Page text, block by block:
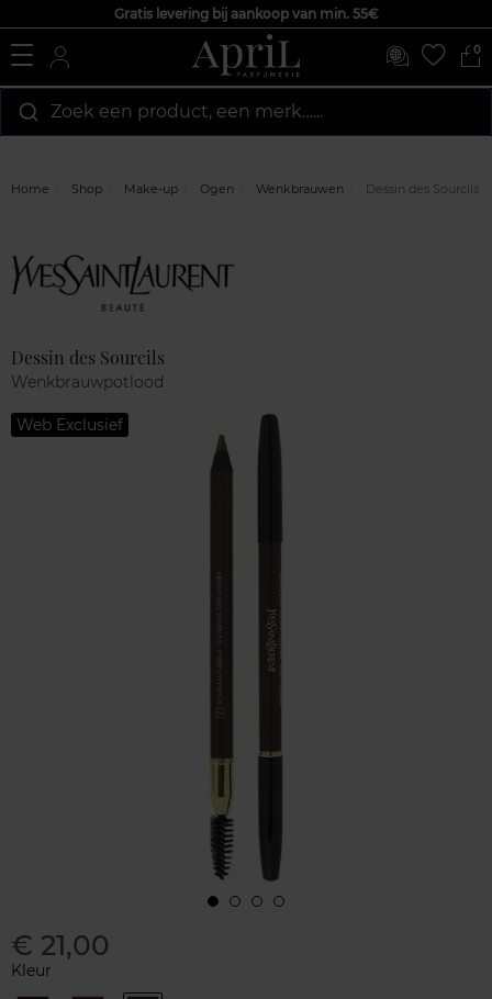
Gratis levering bij aankoop van min. 55€
0
Zoek een product, een merk…...
Home Shop Make-up Ogen Wenkbrauwen Dessin des Sourcils
Dessin des Sourcils
Wenkbrauwpotlood
Web Exclusief
€ 21,00
Kleur